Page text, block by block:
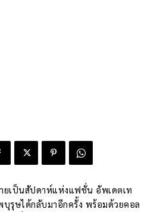
ยเป็นสัปดาห์แห่งแฟชั่น อัพเดตเท
บุรุษได้กลับมาอีกครั้ง พร้อมด้วยคอล